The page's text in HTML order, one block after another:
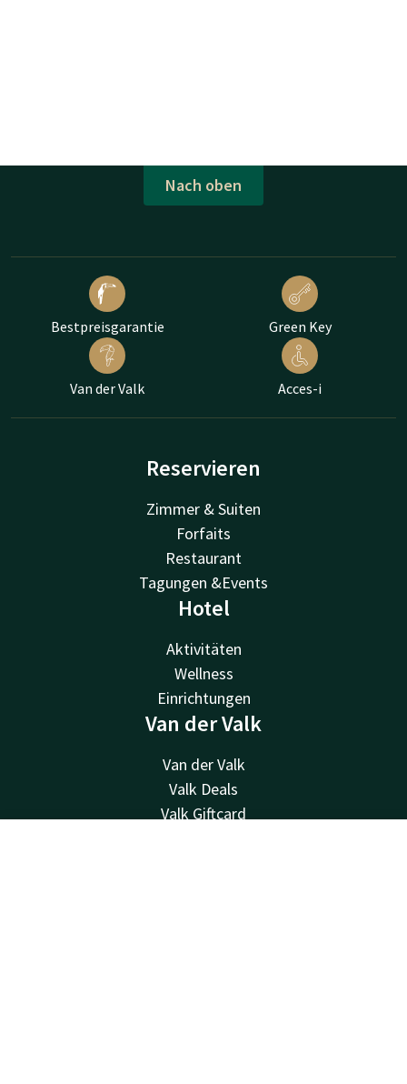
Nach oben
Bestpreisgarantie Green Key
Van der Valk Acces-i
Reservieren
Zimmer & Suiten
Forfaits
Restaurant
Tagungen &Events
Hotel
Aktivitäten
Wellness
Einrichtungen
Van der Valk
Van der Valk
Valk Deals
Valk Giftcard